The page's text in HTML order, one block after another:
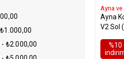
₺2.000,00
Ayna ve
Ayna
V2 Sol
%10